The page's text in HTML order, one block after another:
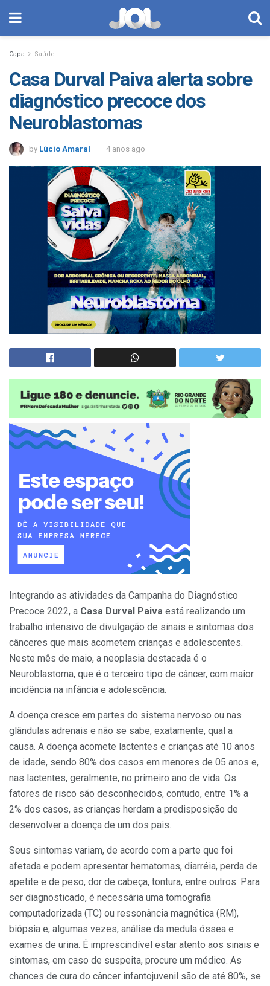
Capa Saúde
Casa Durval Paiva alerta sobre
diagnóstico precoce dos
Neuroblastomas
by Lúcio Amaral 4 anos ago
Integrando as atividades da Campanha do Diagnóstico
Precoce 2022, a Casa Durval Paiva está realizando um
trabalho intensivo de divulgação de sinais e sintomas dos
cânceres que mais acometem crianças e adolescentes.
Neste mês de maio, a neoplasia destacada é o
Neuroblastoma, que é o terceiro tipo de câncer, com maior
incidência na infância e adolescência.
A doença cresce em partes do sistema nervoso ou nas
glândulas adrenais e não se sabe, exatamente, qual a
causa. A doença acomete lactentes e crianças até 10 anos
de idade, sendo 80% dos casos em menores de 05 anos e,
nas lactentes, geralmente, no primeiro ano de vida. Os
fatores de risco são desconhecidos, contudo, entre 1% a
2% dos casos, as crianças herdam a predisposição de
desenvolver a doença de um dos pais.
Seus sintomas variam, de acordo com a parte que foi
afetada e podem apresentar hematomas, diarréia, perda de
apetite e de peso, dor de cabeça, tontura, entre outros. Para
ser diagnosticado, é necessária uma tomografia
computadorizada (TC) ou ressonância magnética (RM),
biópsia e, algumas vezes, análise da medula óssea e
exames de urina. É imprescindível estar atento aos sinais e
sintomas, em caso de suspeita, procure um médico. As
chances de cura do câncer infantojuvenil são de até 80%, se